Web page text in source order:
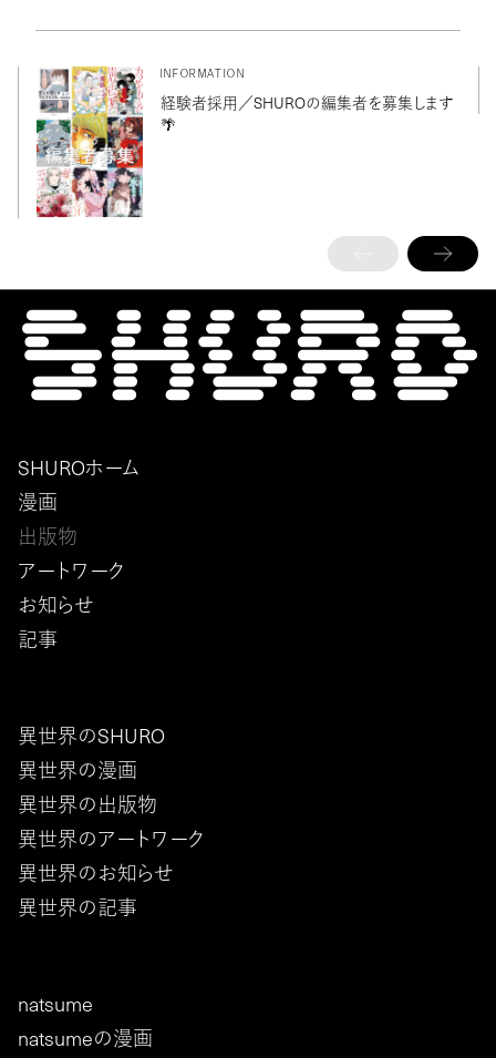
INFORMATION
経験者採用／SHUROの編集者を募集します
🌴
SHUROホーム
漫画
出版物
アートワーク
お知らせ
記事
異世界のSHURO
異世界の漫画
異世界の出版物
異世界のアートワーク
異世界のお知らせ
異世界の記事
natsume
natsumeの漫画